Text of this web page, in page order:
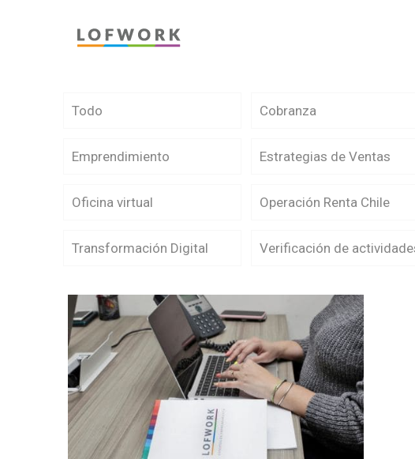
Todo Cobranza
Emprendimiento Estrategias de Ventas
Oficina virtual Operación Renta Chile
Transformación Digital Verificación de